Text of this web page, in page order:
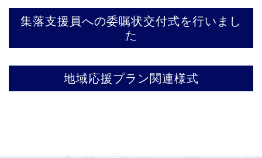
集落支援員への委嘱状交付式を行いまし
た
地域応援プラン関連様式